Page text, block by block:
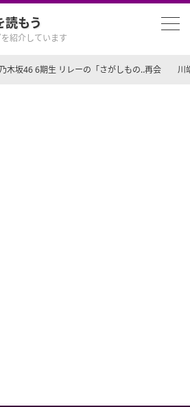
読もう
紹介しています
乃木坂46 6期生 リレーの「さがしもの‥再会 川